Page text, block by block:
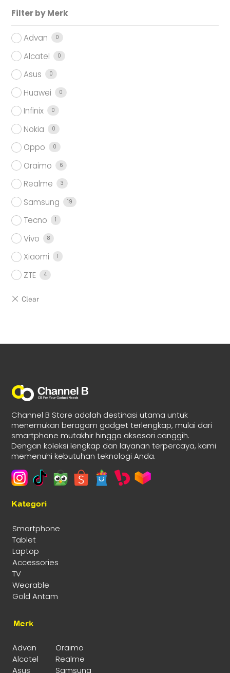
Filter by Merk
Advan 0
Alcatel 0
Asus 0
Huawei 0
Infinix 0
Nokia 0
Oppo 0
Oraimo 6
Realme 3
Samsung 19
Tecno 1
Vivo 8
Xiaomi 1
ZTE 4
Channel B Store adalah destinasi utama untuk
menemukan beragam gadget terlengkap, mulai dari
smartphone mutakhir hingga aksesori canggih.
Dengan koleksi lengkap dan layanan terpercaya, kami
memenuhi kebutuhan teknologi Anda.
Kategori
Smartphone
Tablet
Laptop
Accessories
TV
Wearable
Gold Antam
Merk
Advan
Oraimo
Alcatel
Realme
Asus
Samsung